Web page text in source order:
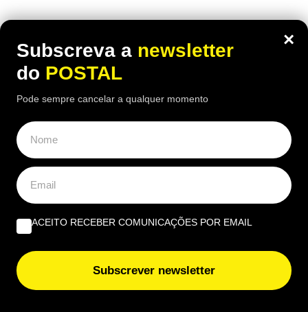
Eclipse solar será observado com
telescópios na Fortaleza de Sagres
×
Subscreva a newsletter
do POSTAL
Pode sempre cancelar a qualquer momento
ACEITO RECEBER COMUNICAÇÕES POR EMAIL
Subscrever newsletter